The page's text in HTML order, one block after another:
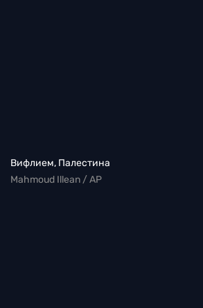
Вифлием, Палестина
Mahmoud Illean / AP